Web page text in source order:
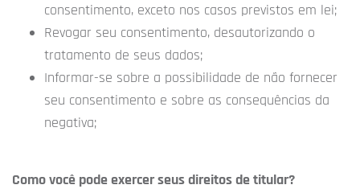
consentimento, exceto nos casos previstos em lei;
Revogar seu consentimento, desautorizando o
tratamento de seus dados;
Informar-se sobre a possibilidade de não fornecer
seu consentimento e sobre as consequências da
negativa;
Como você pode exercer seus direitos de titular?